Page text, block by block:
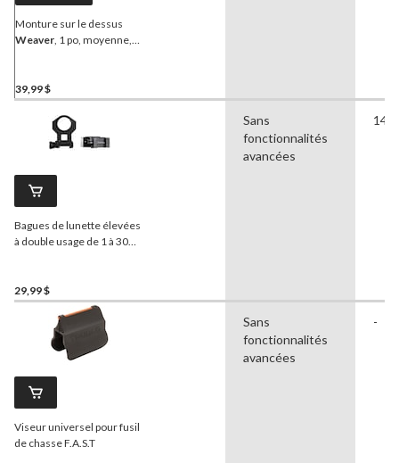
Monture sur le dessus
Weaver , 1 po, moyenne,
39,99 $
Bagues de lunette élevées
à double usage de 1 à 30
29,99 $
Sans
fonctionnalités
avancées
Viseur universel pour fusil
de chasse F.A.S.T
Sans
fonctionnalités
avancées
-